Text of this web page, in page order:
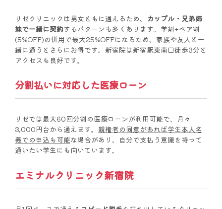
リゼクリニックは男女ともに通えるため、
カップル・兄弟姉
妹で一緒に契約するパターンも多くあります。学割+ペア割
(5%OFF)の併用で最大25%OFFになるため、家族や友人と一
緒に通うとさらにお得です。新宿院は新宿駅東南口徒歩3分と
アクセスも良好です。
分割払いに対応した医療ローン
リゼでは最大60回分割の医療ローンが利用可能で、月々
3,000円台から通えます。 親権者の同意があれば学生本人名
義での申込も可能な場合があり、自分で支払う意識を持って
通いたい学生にも向いています。
エミナルクリニック新宿院